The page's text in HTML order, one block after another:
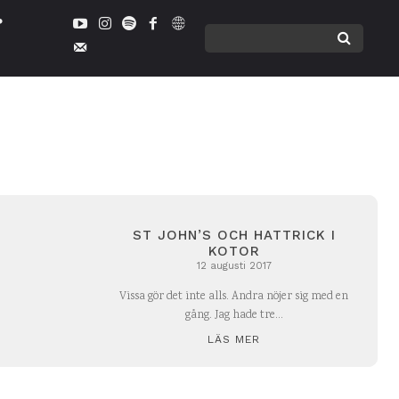
ST JOHN’S OCH HATTRICK I
KOTOR
12 augusti 2017
Vissa gör det inte alls. Andra nöjer sig med en
gång. Jag hade tre...
LÄS MER